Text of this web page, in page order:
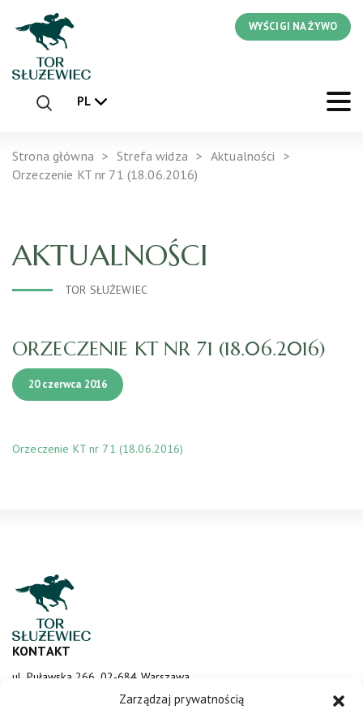
Zarządzaj prywatnością
WYŚCIGI NA ŻYWO
PL
Strona główna Strefa widza
Aktualności
Orzeczenie KT nr 71 (18.06.2016)
AKTUALNOŚCI
TOR SŁUŻEWIEC
ORZECZENIE KT NR 71 (18.06.2016)
20 czerwca 2016
Orzeczenie KT nr 71 (18.06.2016)
KONTAKT
ul. Puławska 266, 02-684 Warszawa
sluzewiec@totalizator.pl